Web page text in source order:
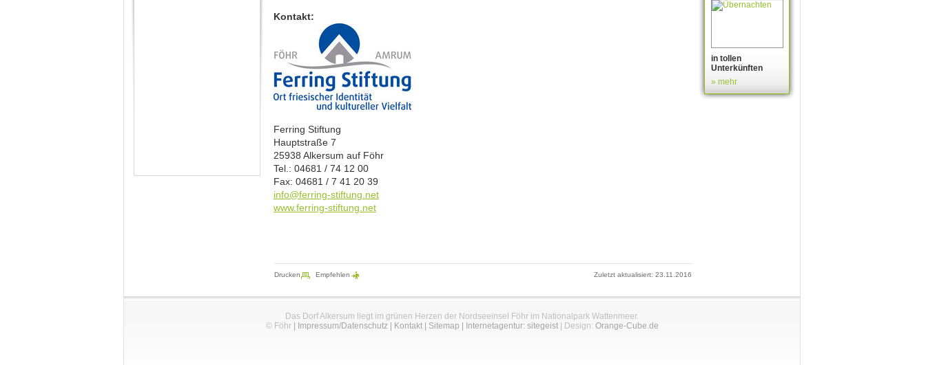
Kontakt:
Ferring Stiftung
Hauptstraße 7
25938 Alkersum auf Föhr
Tel.: 04681 / 74 12 00
Fax: 04681 / 7 41 20 39
info@ferring-stiftung.net
www.ferring-stiftung.net
in tollen
Unterkünften
» mehr
Drucken Empfehlen Zuletzt aktualisiert: 23.11.2016
Das Dorf Alkersum liegt im grünen Herzen der Nordseeinsel Föhr im Nationalpark Wattenmeer.
© Föhr| Impressum/Datenschutz| Kontakt| Sitemap | Internetagentur: sitegeist| Design: Orange-Cube.de